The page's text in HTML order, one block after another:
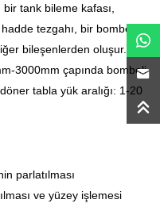
tank bileme kafası,
tezgahı, bir bombeli
bileşenlerden oluşur.
3000mm çapında bombeli
tabla yük aralığı: 1-20
parlatılması
ve yüzey işlemesi